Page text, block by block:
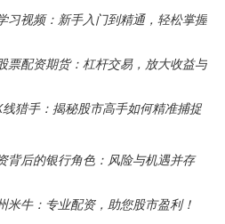
习视频：新手入门到精通，轻松掌握
票配资期货：杠杆交易，放大收益与
猎手：揭秘股市高手如何精准捕捉
背后的银行角色：风险与机遇并存
米牛：专业配资，助您股市盈利！